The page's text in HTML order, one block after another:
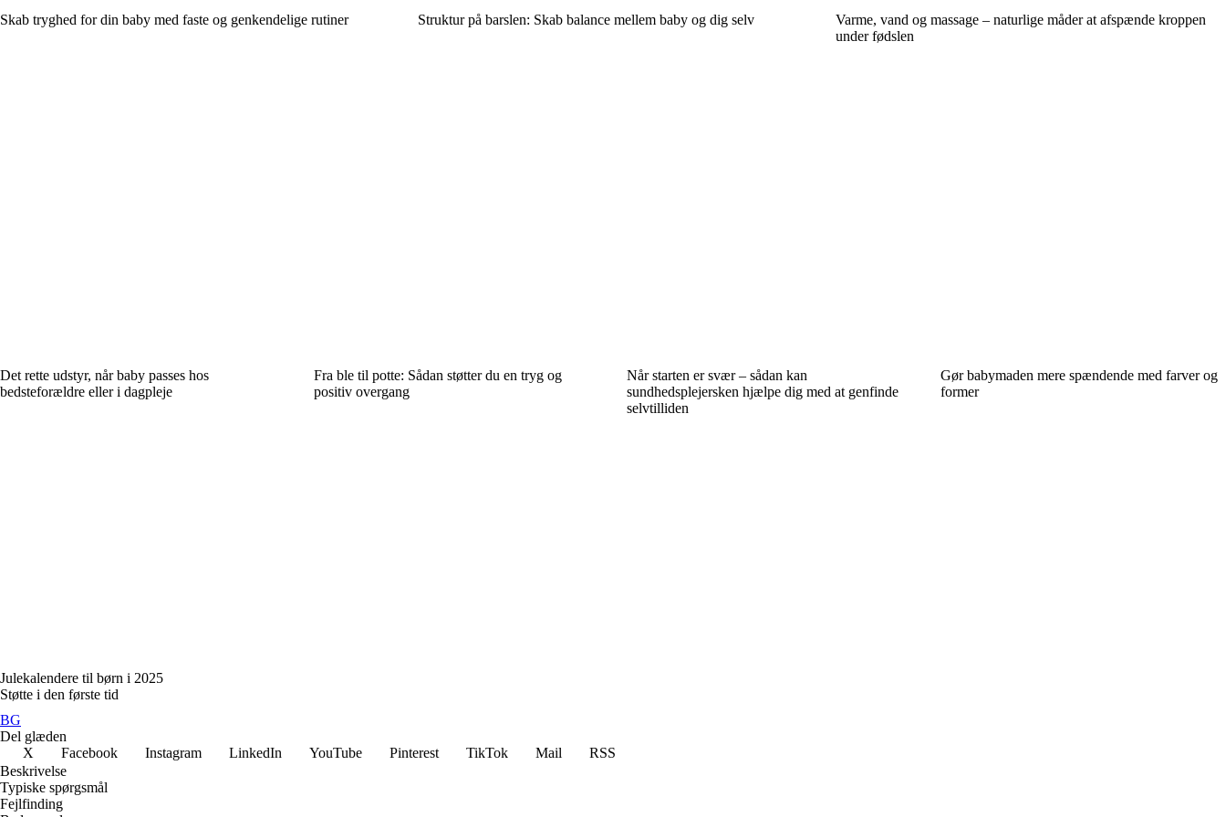
Skab tryghed for din baby med faste og genkendelige rutiner Struktur på barslen: Skab balance mellem baby og dig selv
Varme, vand og massage – naturlige måder at afspænde kroppen
under fødslen
Det rette udstyr, når baby passes hos
bedsteforældre eller i dagpleje
Fra ble til potte: Sådan støtter du en tryg og
positiv overgang
Når starten er svær – sådan kan
sundhedsplejersken hjælpe dig med at genfinde
selvtilliden
Gør babymaden mere spændende med farver og
former
Julekalendere til børn i 2025
Støtte i den første tid
BG
Del glæden
X
Facebook Instagram LinkedIn YouTube Pinterest TikTok Mail
RSS
Beskrivelse
Typiske spørgsmål
Fejlfinding